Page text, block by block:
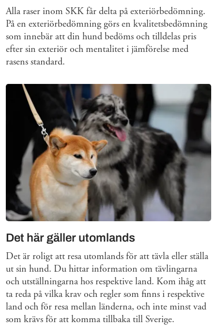
Alla raser inom SKK får delta på exteriörbedömning.
På en exteriörbedömning görs en kvalitetsbedömning
som innebär att din hund bedöms och tilldelas pris
efter sin exteriör och mentalitet i jämförelse med
rasens standard.
Det här gäller utomlands
Det är roligt att resa utomlands för att tävla eller ställa
ut sin hund. Du hittar information om tävlingarna
och utställningarna hos respektive land. Kom ihåg att
ta reda på vilka krav och regler som finns i respektive
land och för resa mellan länderna, och inte minst vad
som krävs för att komma tillbaka till Sverige.